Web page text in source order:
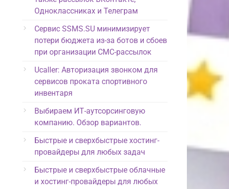
Одноклассниках и Телеграм
Сервис SSMS.SU минимизирует
потери бюджета из-за ботов и сбоев
при организации СМС-рассылок
Ucaller: Авторизация звонком для
сервисов проката спортивного
инвентаря
Выбираем ИТ-аутсорсинговую
компанию. Обзор вариантов.
Быстрые и сверхбыстрые хостинг-
провайдеры для любых задач
Быстрые и сверхбыстрые облачные
и хостинг-провайдеры для любых